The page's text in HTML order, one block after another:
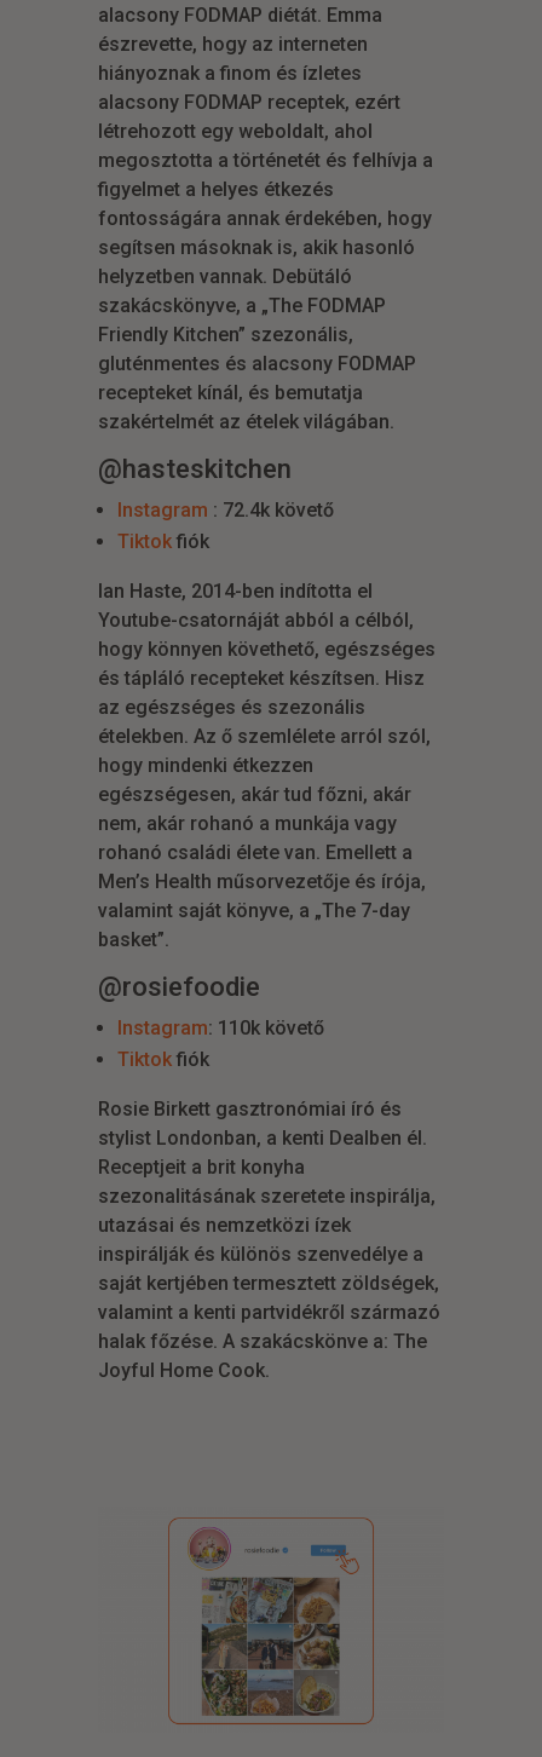
alacsony FODMAP diétát. Emma
észrevette, hogy az interneten
hiányoznak a finom és ízletes
alacsony FODMAP receptek, ezért
létrehozott egy weboldalt, ahol
megosztotta a történetét és felhívja a
figyelmet a helyes étkezés
fontosságára annak érdekében, hogy
segítsen másoknak is, akik hasonló
helyzetben vannak. Debütáló
szakácskönyve, a „The FODMAP
Friendly Kitchen” szezonális,
gluténmentes és alacsony FODMAP
recepteket kínál, és bemutatja
szakértelmét az ételek világában.
@hasteskitchen
Instagram : 72.4k követő
Tiktokfiók
Ian Haste, 2014-ben indította el
Youtube-csatornáját abból a célból,
hogy könnyen követhető, egészséges
és tápláló recepteket készítsen. Hisz
az egészséges és szezonális
ételekben. Az ő szemlélete arról szól,
hogy mindenki étkezzen
egészségesen, akár tud főzni, akár
nem, akár rohanó a munkája vagy
rohanó családi élete van. Emellett a
Men’s Health műsorvezetője és írója,
valamint saját könyve, a „The 7-day
basket”.
@rosiefoodie
Instagram: 110k követő
Tiktokfiók
Rosie Birkett gasztronómiai író és
stylist Londonban, a kenti Dealben él.
Receptjeit a brit konyha
szezonalitásának szeretete inspirálja,
utazásai és nemzetközi ízek
inspirálják és különös szenvedélye a
saját kertjében termesztett zöldségek,
valamint a kenti partvidékről származó
halak főzése. A szakácskönve a: The
Joyful Home Cook.